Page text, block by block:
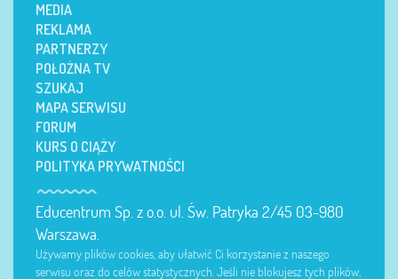
MEDIA
REKLAMA
PARTNERZY
POŁOŻNA TV
SZUKAJ
MAPA SERWISU
FORUM
KURS O CIĄŻY
POLITYKA PRYWATNOŚCI
Educentrum Sp. z o.o. ul. Św. Patryka 2/45 03-980
Warszawa.
Używamy plików cookies, aby ułatwić Ci korzystanie z naszego
serwisu oraz do celów statystycznych. Jeśli nie blokujesz tych plików,